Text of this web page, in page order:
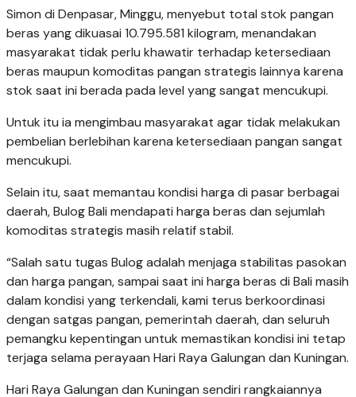
Simon di Denpasar, Minggu, menyebut total stok pangan
beras yang dikuasai 10.795.581 kilogram, menandakan
masyarakat tidak perlu khawatir terhadap ketersediaan
beras maupun komoditas pangan strategis lainnya karena
stok saat ini berada pada level yang sangat mencukupi.
Untuk itu ia mengimbau masyarakat agar tidak melakukan
pembelian berlebihan karena ketersediaan pangan sangat
mencukupi.
Selain itu, saat memantau kondisi harga di pasar berbagai
daerah, Bulog Bali mendapati harga beras dan sejumlah
komoditas strategis masih relatif stabil.
“Salah satu tugas Bulog adalah menjaga stabilitas pasokan
dan harga pangan, sampai saat ini harga beras di Bali masih
dalam kondisi yang terkendali, kami terus berkoordinasi
dengan satgas pangan, pemerintah daerah, dan seluruh
pemangku kepentingan untuk memastikan kondisi ini tetap
terjaga selama perayaan Hari Raya Galungan dan Kuningan.
Hari Raya Galungan dan Kuningan sendiri rangkaiannya